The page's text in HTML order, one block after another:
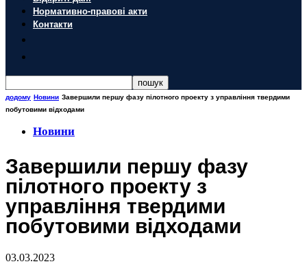
Нормативно-правові акти
Контакти
додому Новини Завершили першу фазу пілотного проекту з управління твердими
побутовими відходами
Новини
Завершили першу фазу
пілотного проекту з
управління твердими
побутовими відходами
03.03.2023